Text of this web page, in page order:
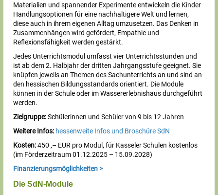
Materialien und spannender Experimente entwickeln die Kinder
Handlungsoptionen für eine nachhaltigere Welt und lernen,
diese auch in ihrem eigenen Alltag umzusetzen. Das Denken in
Zusammenhängen wird gefördert, Empathie und
Reflexionsfähigkeit werden gestärkt.
Jedes Unterrichtsmodul umfasst vier Unterrichtsstunden und
ist ab dem 2. Halbjahr der dritten Jahrgangsstufe geeignet. Sie
knüpfen jeweils an Themen des Sachunterrichts an und sind an
den hessischen Bildungsstandards orientiert. Die Module
können in der Schule oder im Wassererlebnishaus durchgeführt
werden.
Zielgruppe:Schülerinnen und Schüler von 9 bis 12 Jahren
Weitere Infos: hessenweite Infos und Broschüre SdN
Kosten:450 ,– EUR pro Modul, für Kasseler Schulen kostenlos
(im Förderzeitraum 01.12.2025 – 15.09.2028)
Finanzierungsmöglichkeiten >
Die SdN-Module